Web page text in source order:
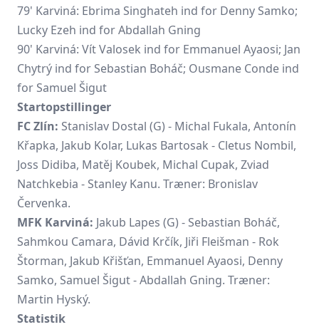
79' Karviná: Ebrima Singhateh ind for Denny Samko;
Lucky Ezeh ind for Abdallah Gning
90' Karviná: Vít Valosek ind for Emmanuel Ayaosi; Jan
Chytrý ind for Sebastian Boháč; Ousmane Conde ind
for Samuel Šigut
Startopstillinger
FC Zlín: Stanislav Dostal (G) - Michal Fukala, Antonín
Křapka, Jakub Kolar, Lukas Bartosak - Cletus Nombil,
Joss Didiba, Matěj Koubek, Michal Cupak, Zviad
Natchkebia - Stanley Kanu. Træner: Bronislav
Červenka.
MFK Karviná: Jakub Lapes (G) - Sebastian Boháč,
Sahmkou Camara, Dávid Krčík, Jiři Fleišman - Rok
Štorman, Jakub Křišťan, Emmanuel Ayaosi, Denny
Samko, Samuel Šigut - Abdallah Gning. Træner:
Martin Hyský.
Statistik